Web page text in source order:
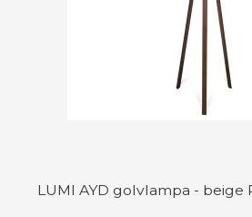
LUMI AYD golvlampa - beige